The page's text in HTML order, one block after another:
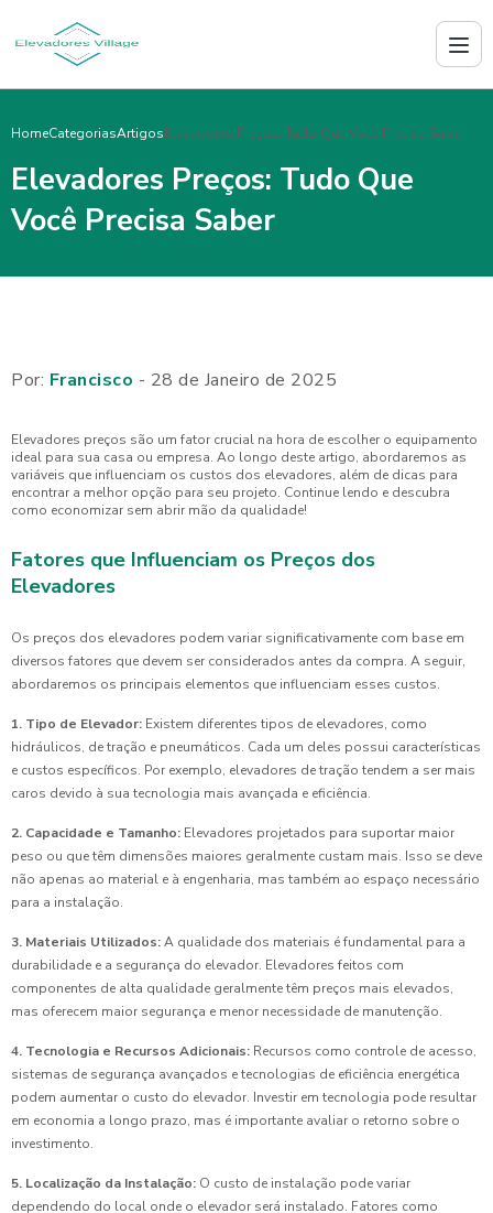
HomeCategoriasArtigosElevadores Preços: Tudo Que Você Precisa Saber
Elevadores Preços: Tudo Que
Você Precisa Saber
Por: Francisco - 28 de Janeiro de 2025
Elevadores preços são um fator crucial na hora de escolher o equipamento
ideal para sua casa ou empresa. Ao longo deste artigo, abordaremos as
variáveis que influenciam os custos dos elevadores, além de dicas para
encontrar a melhor opção para seu projeto. Continue lendo e descubra
como economizar sem abrir mão da qualidade!
Fatores que Influenciam os Preços dos
Elevadores
Os preços dos elevadores podem variar significativamente com base em
diversos fatores que devem ser considerados antes da compra. A seguir,
abordaremos os principais elementos que influenciam esses custos.
1. Tipo de Elevador: Existem diferentes tipos de elevadores, como
hidráulicos, de tração e pneumáticos. Cada um deles possui características
e custos específicos. Por exemplo, elevadores de tração tendem a ser mais
caros devido à sua tecnologia mais avançada e eficiência.
2. Capacidade e Tamanho: Elevadores projetados para suportar maior
peso ou que têm dimensões maiores geralmente custam mais. Isso se deve
não apenas ao material e à engenharia, mas também ao espaço necessário
para a instalação.
3. Materiais Utilizados:A qualidade dos materiais é fundamental para a
durabilidade e a segurança do elevador. Elevadores feitos com
componentes de alta qualidade geralmente têm preços mais elevados,
mas oferecem maior segurança e menor necessidade de manutenção.
4. Tecnologia e Recursos Adicionais: Recursos como controle de acesso,
sistemas de segurança avançados e tecnologias de eficiência energética
podem aumentar o custo do elevador. Investir em tecnologia pode resultar
em economia a longo prazo, mas é importante avaliar o retorno sobre o
investimento.
5. Localização da Instalação: O custo de instalação pode variar
dependendo do local onde o elevador será instalado. Fatores como